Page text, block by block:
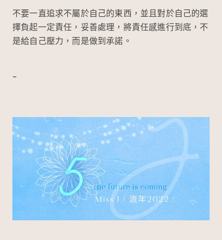
不要一直追求不屬於自己的東西，並且對於自己的選
擇負起一定責任，妥善處理，將責任感進行到底，不
是給自己壓力，而是做到承諾。
–